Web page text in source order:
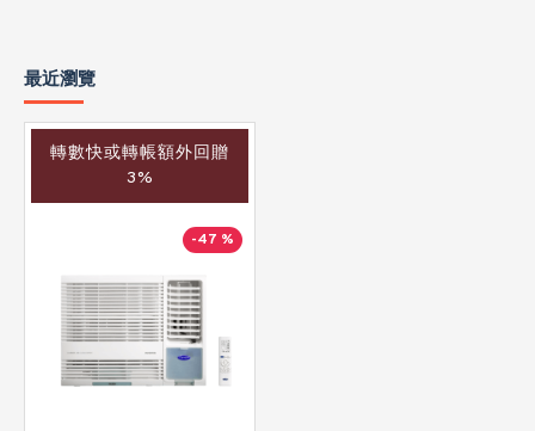
最近瀏覽
轉數快或轉帳額外回贈
3%
-47 %